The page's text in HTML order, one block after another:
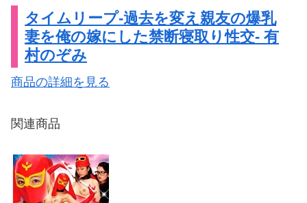
タイムリープ-過去を変え親友の爆乳
妻を俺の嫁にした禁断寝取り性交- 有
村のぞみ
商品の詳細を見る
関連商品